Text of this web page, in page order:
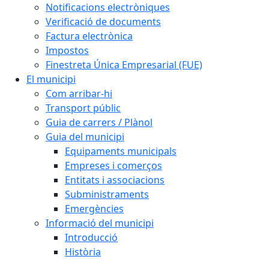
Notificacions electròniques
Verificació de documents
Factura electrònica
Impostos
Finestreta Única Empresarial (FUE)
El municipi
Com arribar-hi
Transport públic
Guia de carrers / Plànol
Guia del municipi
Equipaments municipals
Empreses i comerços
Entitats i associacions
Subministraments
Emergències
Informació del municipi
Introducció
Història